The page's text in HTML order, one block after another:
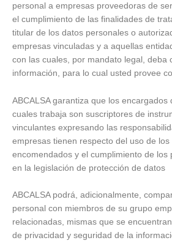
personal a empresas proveedoras de
el cumplimiento de las finalidades de
titular de los datos personales o
empresas vinculadas y a aquellas
con las cuales, por mandato legal, deba
información, para lo cual usted provee
ABCALSA garantiza que los
cuales trabaja son suscriptores de
vinculantes expresando las
empresas tienen respecto del uso de
encomendados y el cumplimiento de los
en la legislación de protección de datos
ABCALSA podrá, adicionalmente,
personal con miembros de su grupo
relacionadas, mismas que se
de privacidad y seguridad de la